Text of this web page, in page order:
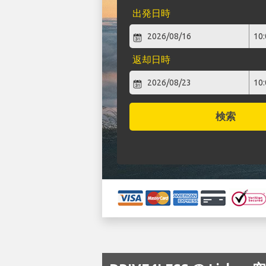
出発日時
返却日時
検索